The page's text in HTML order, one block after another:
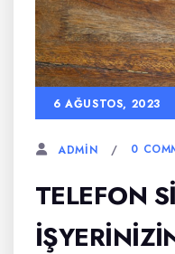
6 AĞUSTOS, 2023
ADMIN 0
TELEFON